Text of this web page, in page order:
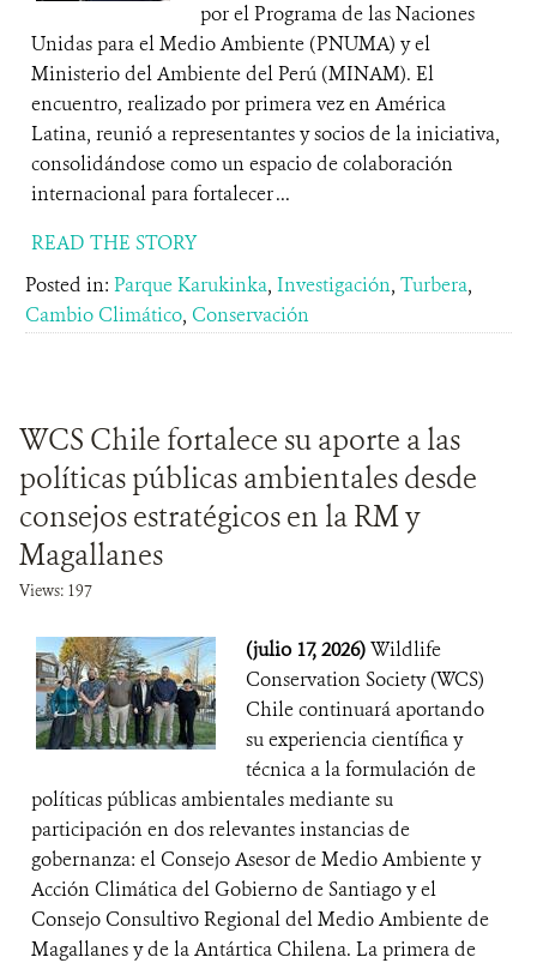
por el Programa de las Naciones
Unidas para el Medio Ambiente (PNUMA) y el
Ministerio del Ambiente del Perú (MINAM). El
encuentro, realizado por primera vez en América
Latina, reunió a representantes y socios de la iniciativa,
consolidándose como un espacio de colaboración
internacional para fortalecer ...
READ THE STORY
Posted in: Parque Karukinka, Investigación, Turbera,
Cambio Climático, Conservación
WCS Chile fortalece su aporte a las
políticas públicas ambientales desde
consejos estratégicos en la RM y
Magallanes
Views: 197
(julio 17, 2026)Wildlife
Conservation Society (WCS)
Chile continuará aportando
su experiencia científica y
técnica a la formulación de
políticas públicas ambientales mediante su
participación en dos relevantes instancias de
gobernanza: el Consejo Asesor de Medio Ambiente y
Acción Climática del Gobierno de Santiago y el
Consejo Consultivo Regional del Medio Ambiente de
Magallanes y de la Antártica Chilena. La primera de